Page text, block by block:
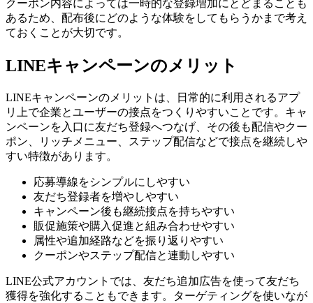
クーポン内容によっては一時的な登録増加にとどまることも
あるため、配布後にどのような体験をしてもらうかまで考え
ておくことが大切です。
LINEキャンペーンのメリット
LINEキャンペーンのメリットは、日常的に利用されるアプ
リ上で企業とユーザーの接点をつくりやすいことです。キャ
ンペーンを入口に友だち登録へつなげ、その後も配信やクー
ポン、リッチメニュー、ステップ配信などで接点を継続しや
すい特徴があります。
応募導線をシンプルにしやすい
友だち登録者を増やしやすい
キャンペーン後も継続接点を持ちやすい
販促施策や購入促進と組み合わせやすい
属性や追加経路などを振り返りやすい
クーポンやステップ配信と連動しやすい
LINE公式アカウントでは、友だち追加広告を使って友だち
獲得を強化することもできます。ターゲティングを使いなが